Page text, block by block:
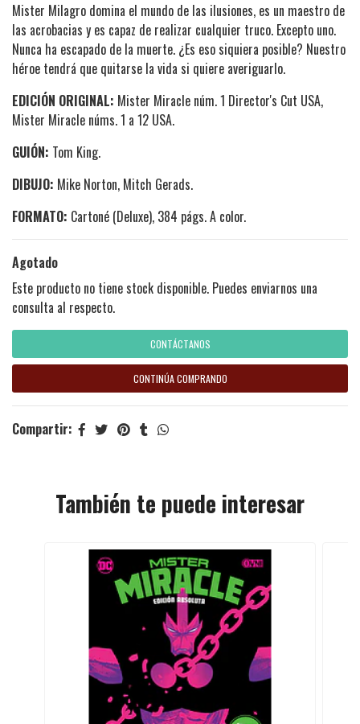
Mister Milagro domina el mundo de las ilusiones, es un maestro de
las acrobacias y es capaz de realizar cualquier truco. Excepto uno.
Nunca ha escapado de la muerte. ¿Es eso siquiera posible? Nuestro
héroe tendrá que quitarse la vida si quiere averiguarlo.
EDICIÓN ORIGINAL: Mister Miracle núm. 1 Director's Cut USA,
Mister Miracle núms. 1 a 12 USA.
GUIÓN: Tom King.
DIBUJO: Mike Norton, Mitch Gerads.
FORMATO: Cartoné (Deluxe), 384 págs. A color.
Agotado
Este producto no tiene stock disponible. Puedes enviarnos una
consulta al respecto.
CONTÁCTANOS
CONTINÚA COMPRANDO
Compartir:
También te puede interesar